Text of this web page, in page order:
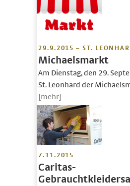
29.9.2015 – ST.
Michaelsmarkt
Am Dienstag, den 29.
St. Leonhard der
[mehr]
7.11.2015
Caritas-